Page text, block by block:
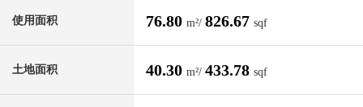
使用面积 76.80 m²/ 826.67 sqf
土地面积 40.30 m²/ 433.78 sqf